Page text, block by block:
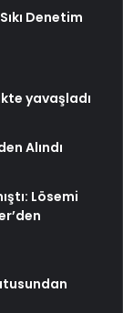
Denetim
yavaşladı
Alındı
Lösemi